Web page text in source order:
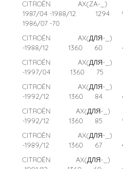
CITROËN AX(ZA-
1987/04 -1988/12
1986/07 -70
CITROËN AX(ДЛЯ-
-1988/12 1360 60
CITROËN AX(ДЛЯ-
-1997/04 1360 75
CITROËN AX(ДЛЯ-
-1992/12 1360 84
CITROËN AX(ДЛЯ-
-1992/12 1360 85
CITROËN AX(ДЛЯ-
-1989/12 1360 67
CITROËN AX(ДЛЯ-